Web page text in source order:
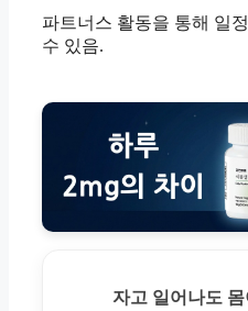
파트너스 활동을 통해 일
수 있음.
자고 일어나도